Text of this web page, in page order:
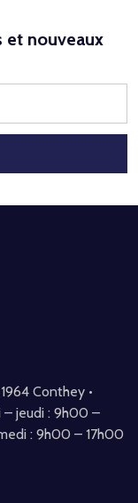
et nouveaux
: 9h00 – 17h00